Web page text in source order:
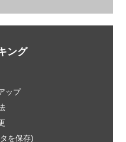
ング
ップ
を保存)